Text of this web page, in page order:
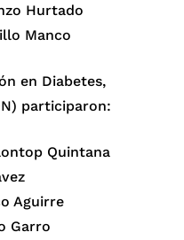
Hurtado
Manco
en Diabetes,
participaron:
Quintana
Aguirre
Garro